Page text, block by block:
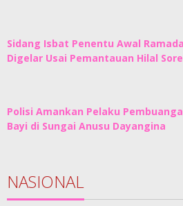
Sidang Isbat Penentu Awal
Digelar Usai Pemantauan Hilal
Polisi Amankan Pelaku
Bayi di Sungai Anusu Dayangina
NASIONAL